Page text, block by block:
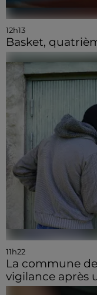
12h13
Basket,
11h22
La commune
vigilance après